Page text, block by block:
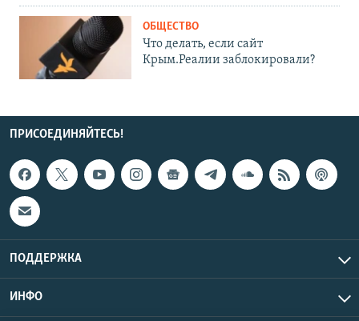
ОБЩЕСТВО
Что делать, если сайт
Крым.Реалии заблокировали?
ПРИСОЕДИНЯЙТЕСЬ!
ПОДДЕРЖКА
ИНФО